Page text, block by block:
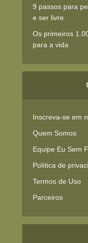
9 passos para
e ser livre
Os primeiros
para a vida
Inscreva-se em
Quem Somos
Equipe Eu Sem
Política de
Termos de Uso
Parceiros